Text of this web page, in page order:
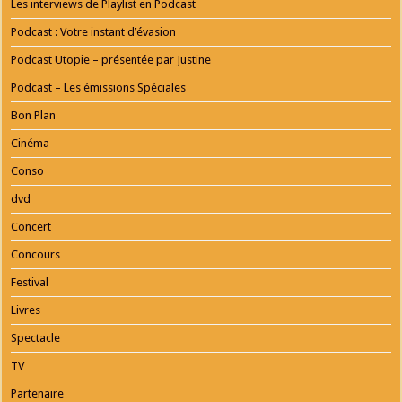
Les interviews de Playlist en Podcast
Podcast : Votre instant d’évasion
Podcast Utopie – présentée par Justine
Podcast – Les émissions Spéciales
Bon Plan
Cinéma
Conso
dvd
Concert
Concours
Festival
Livres
Spectacle
TV
Partenaire